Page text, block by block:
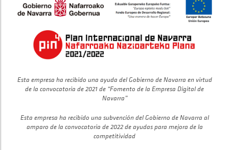
Esta empresa ha recibido una ayuda del Gobierno de Navarra en virtud
de la convocatoria de 2021 de “Fomento de la Empresa Digital de
Navarra”
Esta empresa ha recibido una subvención del Gobierno de Navarra al
amparo de la convocatoria de 2022 de ayudas para mejora de la
competitividad